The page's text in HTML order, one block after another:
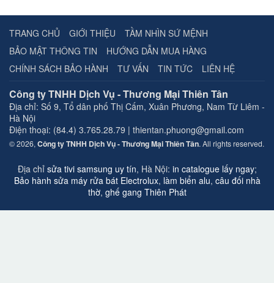
TRANG CHỦ GIỚI THIỆU
TẦM NHÌN SỨ MỆNH
BẢO MẬT THÔNG TIN
HƯỚNG DẪN MUA HÀNG
CHÍNH SÁCH BẢO HÀNH
TƯ VẤN TIN TỨC LIÊN HỆ
Công ty TNHH Dịch Vụ - Thương Mại Thiên Tân
Địa chỉ: Số 9, Tổ dân phố Thị Cấm, Xuân Phương, Nam Từ Liêm -
Hà Nội
Điện thoại: (84.4) 3.765.28.79 | thientan.phuong@gmail.com
© 2026, Công ty TNHH Dịch Vụ - Thương Mại Thiên Tân. All rights reserved.
Địa chỉ sửa tivi samsung uy tín, Hà Nội: in catalogue lấy ngay;
Bảo hành sửa máy rửa bát Electrolux, làm biển alu, câu đối nhà
thờ, ghế gang Thiên Phát